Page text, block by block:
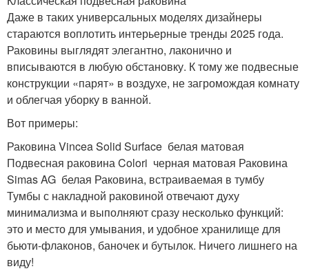
Даже в таких универсальных моделях дизайнеры
стараются воплотить интерьерные тренды 2025 года.
Раковины выглядят элегантно, лаконично и
вписываются в любую обстановку. К тому же подвесные
конструкции «парят» в воздухе, не загромождая комнату
и облегчая уборку в ванной.
Вот примеры:
Раковина Vincea Solid Surface белая матовая
Подвесная раковина Colori черная матовая Раковина
Simas AG белая Раковина, встраиваемая в тумбу
Тумбы с накладной раковиной отвечают духу
минимализма и выполняют сразу несколько функций:
это и место для умывания, и удобное хранилище для
бьюти-флаконов, баночек и бутылок. Ничего лишнего на
виду!